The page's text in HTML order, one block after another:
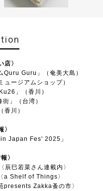
店〉
Quru Guru 」（奄美大島）
ージアムショップ）
」（香川）
街 」（台湾）
香川）
〉
Japan Fes' 2025」
〉
巳若菜さん連載内〉
a Shelf of Things〉
presents Zakka蚤の市〉